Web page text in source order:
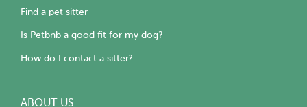
Find a pet sitter
Is Petbnb a good fit for my dog?
How do I contact a sitter?
ABOUT US